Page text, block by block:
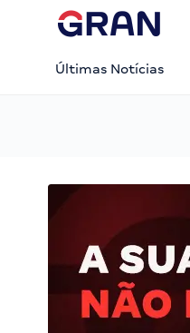
Últimas Notícias